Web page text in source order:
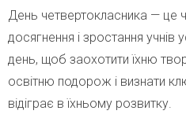
День четвертокласника — це
досягнення і зростання учнів
день, щоб заохотити їхню
освітню подорож і визнати
відіграє в їхньому розвитку.